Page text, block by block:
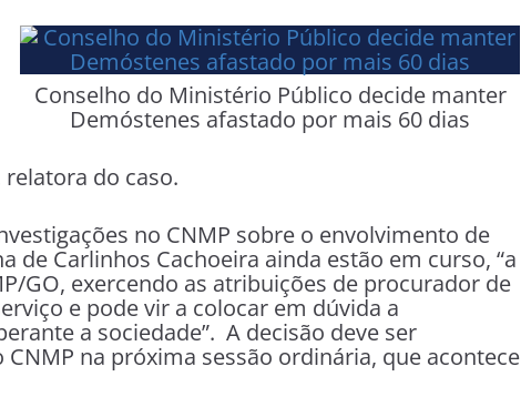
Conselho do Ministério Público decide manter
Demóstenes afastado por mais 60 dias
relatora do caso.
no CNMP sobre o envolvimento de
de Carlinhos Cachoeira ainda estão em curso, “a
GO, exercendo as atribuições de procurador de
e pode vir a colocar em dúvida a
a sociedade”. A decisão deve ser
na próxima sessão ordinária, que acontece